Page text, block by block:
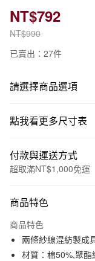
NT$990
NT$792
已賣出：27件
請選擇商品選項
點我看更多尺寸表
付款與運送方式
超取滿NT$1,000免運
信用卡一次付款
信用卡分期付款
3 期 0 利率 每期
商品特色
商品特色
兩條紗線混紡製成
材質：棉50%,聚酯